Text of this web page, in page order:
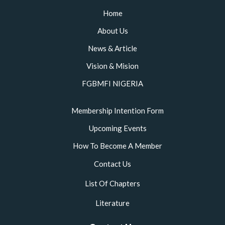
r
m
Home
About Us
News & Article
Vision & Mision
FGBMFI NIGERIA
Membership Intention Form
Upcoming Events
How To Become A Member
Contact Us
List Of Chapters
Literature